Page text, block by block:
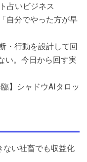
占いビジネス
自分でやった方が早
・行動を設計して回
い。今日から回す実
】シャドウAIタロッ
ない社畜でも収益化